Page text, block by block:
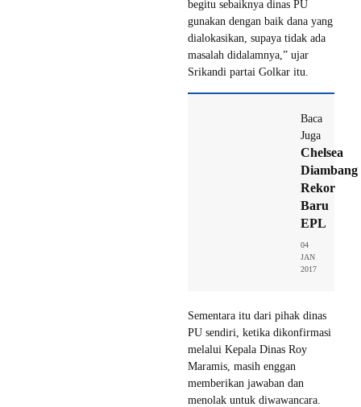
begitu sebaiknya dinas PU
gunakan dengan baik dana yang
dialokasikan, supaya tidak ada
masalah didalamnya,” ujar
Srikandi partai Golkar itu.
Baca
Juga
Chelsea
Diambang
Rekor
Baru
EPL
04
JAN
2017
Sementara itu dari pihak dinas
PU sendiri, ketika dikonfirmasi
melalui Kepala Dinas Roy
Maramis, masih enggan
memberikan jawaban dan
menolak untuk diwawancara.